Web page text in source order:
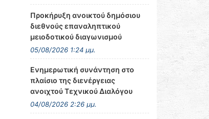
Προκήρυξη ανοικτού δημόσιου
διεθνούς επαναληπτικού
μειοδοτικού διαγωνισμού
05/08/2026 1:24 μμ.
Ενημερωτική συνάντηση στο
πλαίσιο της διενέργειας
ανοιχτού Τεχνικού Διαλόγου
04/08/2026 2:26 μμ.